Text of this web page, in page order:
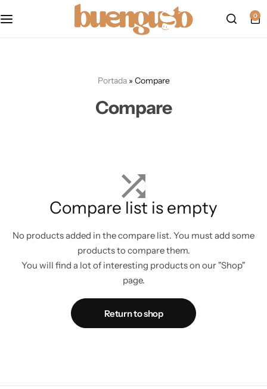
0
Portada» Compare
Compare
Compare list is empty
No products added in the compare list. You must add some
products to compare them.
You will find a lot of interesting products on our "Shop"
page.
Return to shop
Política de cookies
formulario de accesibilidad
politica-de-privacidad